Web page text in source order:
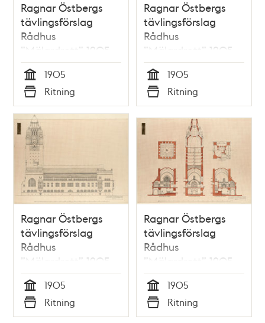
Ragnar Östbergs
tävlingsförslag
Rådhus
”Mälardrott” 1905,
sektionsritning L–M
Tid
1905
Typ
Ritning
Ragnar Östbergs
tävlingsförslag
Rådhus
”Mälardrott” 1905,
sektionsritning N–O
Tid
1905
Typ
Ritning
Ragnar Östbergs
tävlingsförslag
Rådhus
”Mälardrott” 1905,
fasad mot norr
Tid
1905
Typ
Ritning
Ragnar Östbergs
tävlingsförslag
Rådhus
”Mälardrott” 1905,
sektioner och planer
tornet
Tid
1905
Typ
Ritning